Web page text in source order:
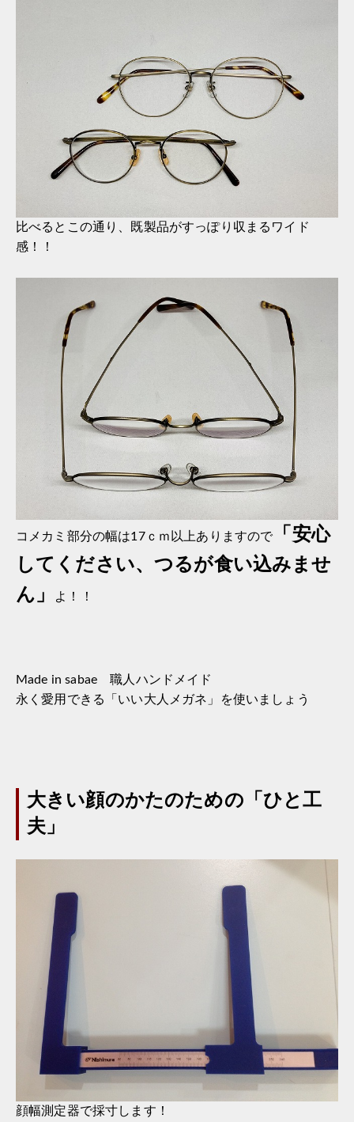
比べるとこの通り、既製品がすっぽり収まるワイド
感！！
コメカミ部分の幅は17ｃｍ以上ありますので「 安心
してください、つるが食い込みませ
ん」
よ！！
Made in sabae 職人ハンドメイド
永く愛用できる「いい大人メガネ」を使いましょう
大きい顔のかたのための「ひと工
夫」
顔幅測定器で採寸します！